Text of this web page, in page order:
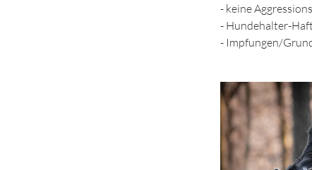
- keine
- Hundehalter-
- Impfungen/